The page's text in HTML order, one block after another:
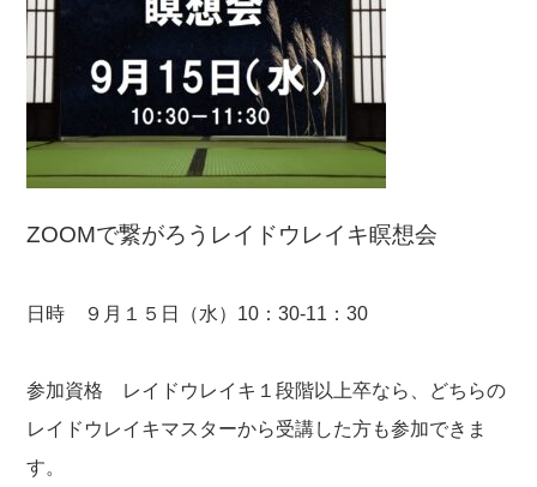
ZOOMで繋がろうレイドウレイキ瞑想会
日時 ９月１５日（水）10：30-11：30
参加資格 レイドウレイキ１段階以上卒なら、どちらの
レイドウレイキマスターから受講した方も参加できま
す。